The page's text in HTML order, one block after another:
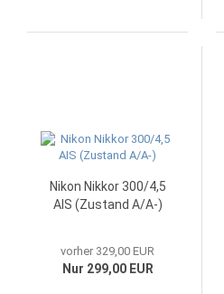
Nikon Nikkor 300/4,5
AIS (Zustand A/A-)
vorher 329,00 EUR
Nur 299,00 EUR